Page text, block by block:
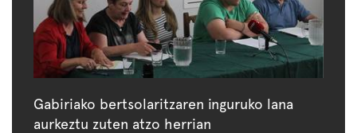
Gabiriako bertsolaritzaren inguruko lana
aurkeztu zuten atzo herrian